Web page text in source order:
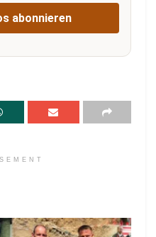
abonnieren